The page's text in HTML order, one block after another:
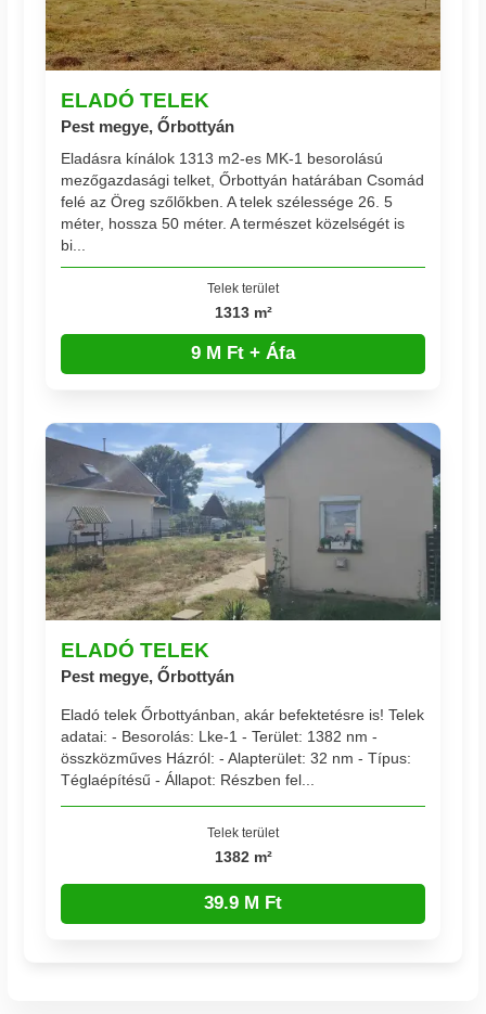
ELADÓ TELEK
Pest megye, Őrbottyán
Eladásra kínálok 1313 m2-es MK-1 besorolású
mezőgazdasági telket, Őrbottyán határában Csomád
felé az Öreg szőlőkben. A telek szélessége 26. 5
méter, hossza 50 méter. A természet közelségét is
bi...
Telek terület
1313 m²
9 M Ft + Áfa
ELADÓ TELEK
Pest megye, Őrbottyán
Eladó telek Őrbottyánban, akár befektetésre is! Telek
adatai: - Besorolás: Lke-1 - Terület: 1382 nm -
összközműves Házról: - Alapterület: 32 nm - Típus:
Téglaépítésű - Állapot: Részben fel...
Telek terület
1382 m²
39.9 M Ft